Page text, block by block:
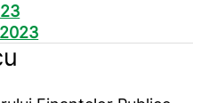
2023